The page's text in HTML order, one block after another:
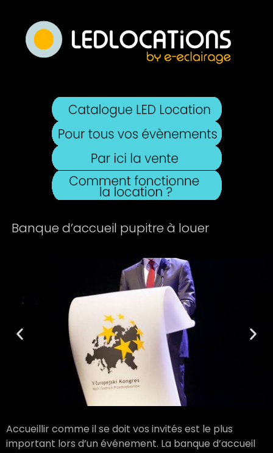
Banque d’accueil pupitre à louer
Accueillir comme il se doit vos invités est le plus
important lors d’un événement. La banque d’accueil